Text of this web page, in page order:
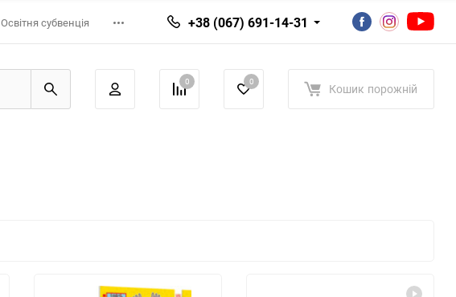
Освітня субвенція +38 (067) 691-14-31
0 0 Кошик порожній